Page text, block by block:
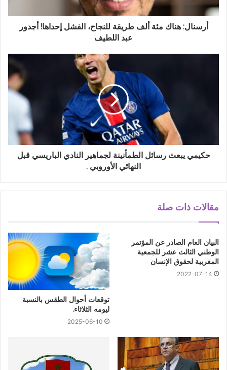
أرسنال: هناك مئة ألف طريقة للنجاح، الفشل إحداها! أجدور
عبد اللطيف
حكيمي يبعث رسائل الطمأنينة لجماهير النادي الباريسي قبل
النهائي الأوروبي .
مقالات ذات صلة
البيان العام الصادر عن المؤتمر
الوطني الثالث عشر للجمعية
المغربية لحقوق الإنسان
2022-07-14
توقعات أحوال الطقس بالنسبة
ليومه الثلاثاء.
2025-06-10